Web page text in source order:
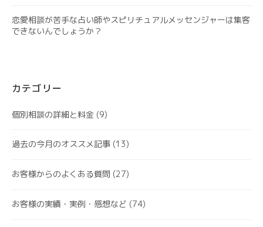
恋愛相談が苦手な占い師やスピリチュアルメッセンジャーは集客
できないんでしょうか？
カテゴリー
個別相談の詳細と料金 (9)
過去の今月のオススメ記事 (13)
お客様からのよくある質問 (27)
お客様の実績・実例・感想など (74)